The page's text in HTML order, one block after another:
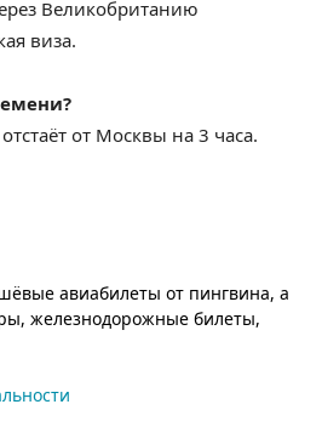
Великобританию
виза.
от Москвы на 3 часа.
авиабилеты от пингвина, а
железнодорожные билеты,